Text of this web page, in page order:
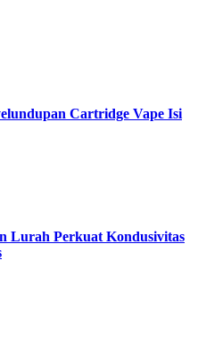
Cartridge Vape Isi
Lurah Perkuat Kondusivitas